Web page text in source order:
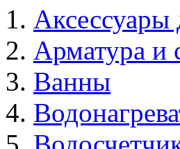
Аксессуары
Арматура и
Ванны